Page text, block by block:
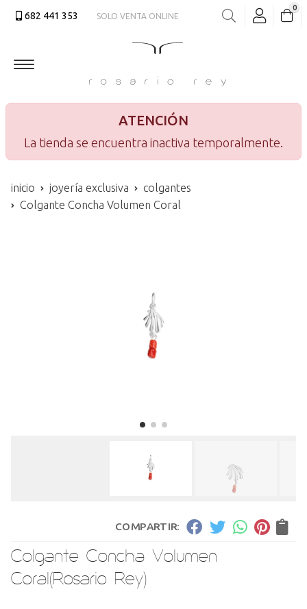
682 441 353
SOLO VENTA ONLINE
Buscar
0
ATENCIÓN
La tienda se encuentra inactiva temporalmente.
inicio joyería exclusiva
colgantes
Colgante Concha Volumen Coral
COMPARTIR:
Colgante Concha Volumen
Coral(Rosario Rey)